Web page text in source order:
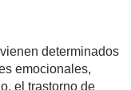
determinados
emocionales,
el trastorno de